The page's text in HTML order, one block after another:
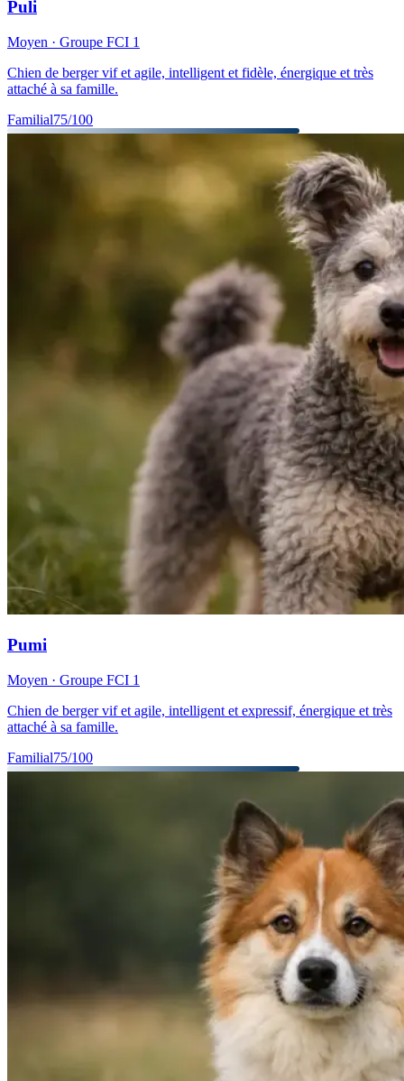
Puli
Moyen · Groupe FCI 1
Chien de berger vif et agile, intelligent et fidèle, énergique et très
attaché à sa famille.
Familial75/100
Pumi
Moyen · Groupe FCI 1
Chien de berger vif et agile, intelligent et expressif, énergique et très
attaché à sa famille.
Familial75/100